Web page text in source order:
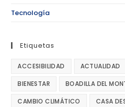
Tecnología
Etiquetas
ACCESIBILIDAD ACTUALIDAD
BIENESTAR BOADILLA DEL
CAMBIO CLIMÁTICO CASA